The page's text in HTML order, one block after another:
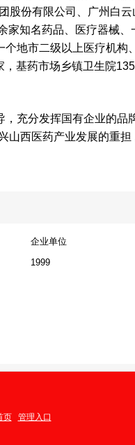
股份有限公司、广州白
家知名药品、医疗器械
地市二级以上医疗机构
基药市场乡镇卫生院
充分发挥国有企业的品
山西医药产业发展的重
企业单位
1999
页 管理入口